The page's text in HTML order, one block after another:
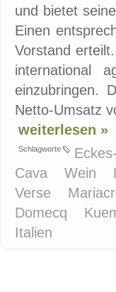
und bietet
Einen
Vorstand
international
einzubringen.
Netto-Umsatz
weiterlesen »
Schlagworte
Cava
Wein
Verse
Domecq
Italien